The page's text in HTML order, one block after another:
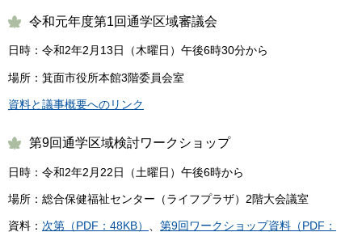
令和元年度第1回通学区域審議会
日時：令和2年2月13日（木曜日）午後6時30分から
場所：箕面市役所本館3階委員会室
資料と議事概要へのリンク
第9回通学区域検討ワークショップ
日時：令和2年2月22日（土曜日）午後6時から
場所：総合保健福祉センター（ライフプラザ）2階大会議室
資料： 次第（PDF：48KB）
第9回ワークショップ資料（PDF：